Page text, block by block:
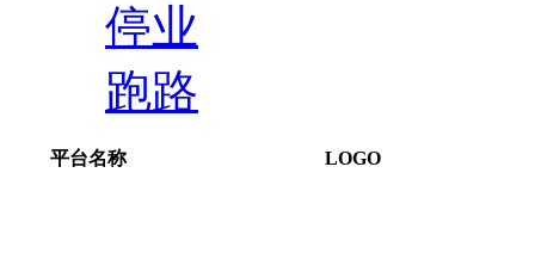
停业
跑路
平台名称 LOGO